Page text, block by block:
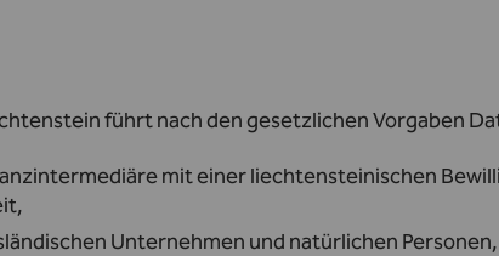
führt nach den gesetzlichen Vorgaben
mit einer liechtensteinischen
Unternehmen und natürlichen